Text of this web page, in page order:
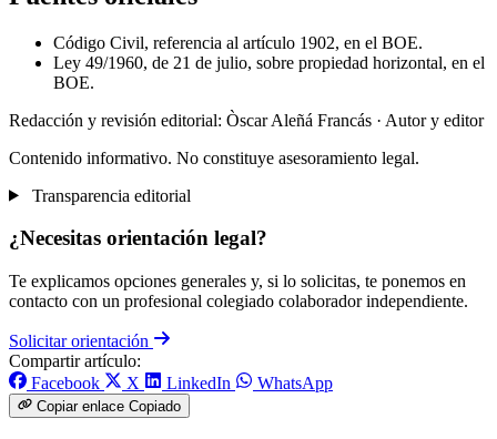
Código Civil, referencia al artículo 1902, en el BOE.
Ley 49/1960, de 21 de julio, sobre propiedad horizontal, en el
BOE.
Redacción y revisión editorial: Òscar Aleñá Francás · Autor y editor
Contenido informativo. No constituye asesoramiento legal.
Transparencia editorial
¿Necesitas orientación legal?
Te explicamos opciones generales y, si lo solicitas, te ponemos en
contacto con un profesional colegiado colaborador independiente.
Solicitar orientación
Compartir artículo:
Facebook
X LinkedIn WhatsApp
Copiar enlace Copiado